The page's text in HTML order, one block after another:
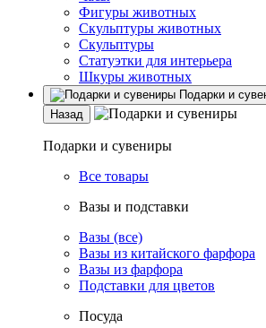
Фигуры животных
Скульптуры животных
Скульптуры
Статуэтки для интерьера
Шкуры животных
Подарки и
Назад
Подарки и сувениры
Все товары
Вазы и подставки
Вазы (все)
Вазы из китайского фарфора
Вазы из фарфора
Подставки для цветов
Посуда